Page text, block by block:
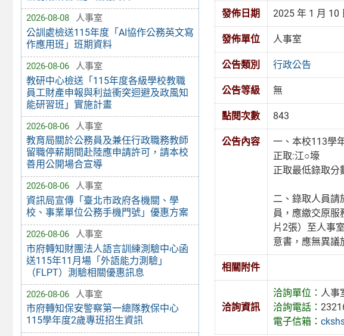
2026-08-08 人事室
公訓處檢送115年度「AI協作公務英文寫
作應用班」班期資料
2026-08-06 人事室
教研中心檢送「115年度各級學校教職
員工財產申報與利益衝突迴避及政風知
能研習班」實施計畫
2026-08-06 人事室
教育局關於公務員及兼任行政職務教師
留職停薪期間赴陸應申請許可，請本校
善用公開場合宣導
2026-08-06 人事室
資訊局宣傳「臺北市政府各機關、學
校、事業單位公務手機門號」優惠方案
2026-08-06 人事室
市府轉知財團法人語言訓練測驗中心函
送115年11月場「外語能力測驗」
（FLPT）測驗相關優惠訊息
2026-08-06 人事室
市府轉知保安警察第一總隊教保中心
115學年度2歲專班招生資訊
發佈日期 2025 年 1 月 10
發佈單位 人事室
公告類別 行政公告
公告等級 無
點閱次數 843
公告內容
一、本校113學
正取:江○壕
正取最低錄取分
二、錄取人員請
員，應繳交原
片2張）至人事
意書，應無異議
相關附件
洽詢資訊
洽詢單位： 人事
洽詢電話：
電子信箱：